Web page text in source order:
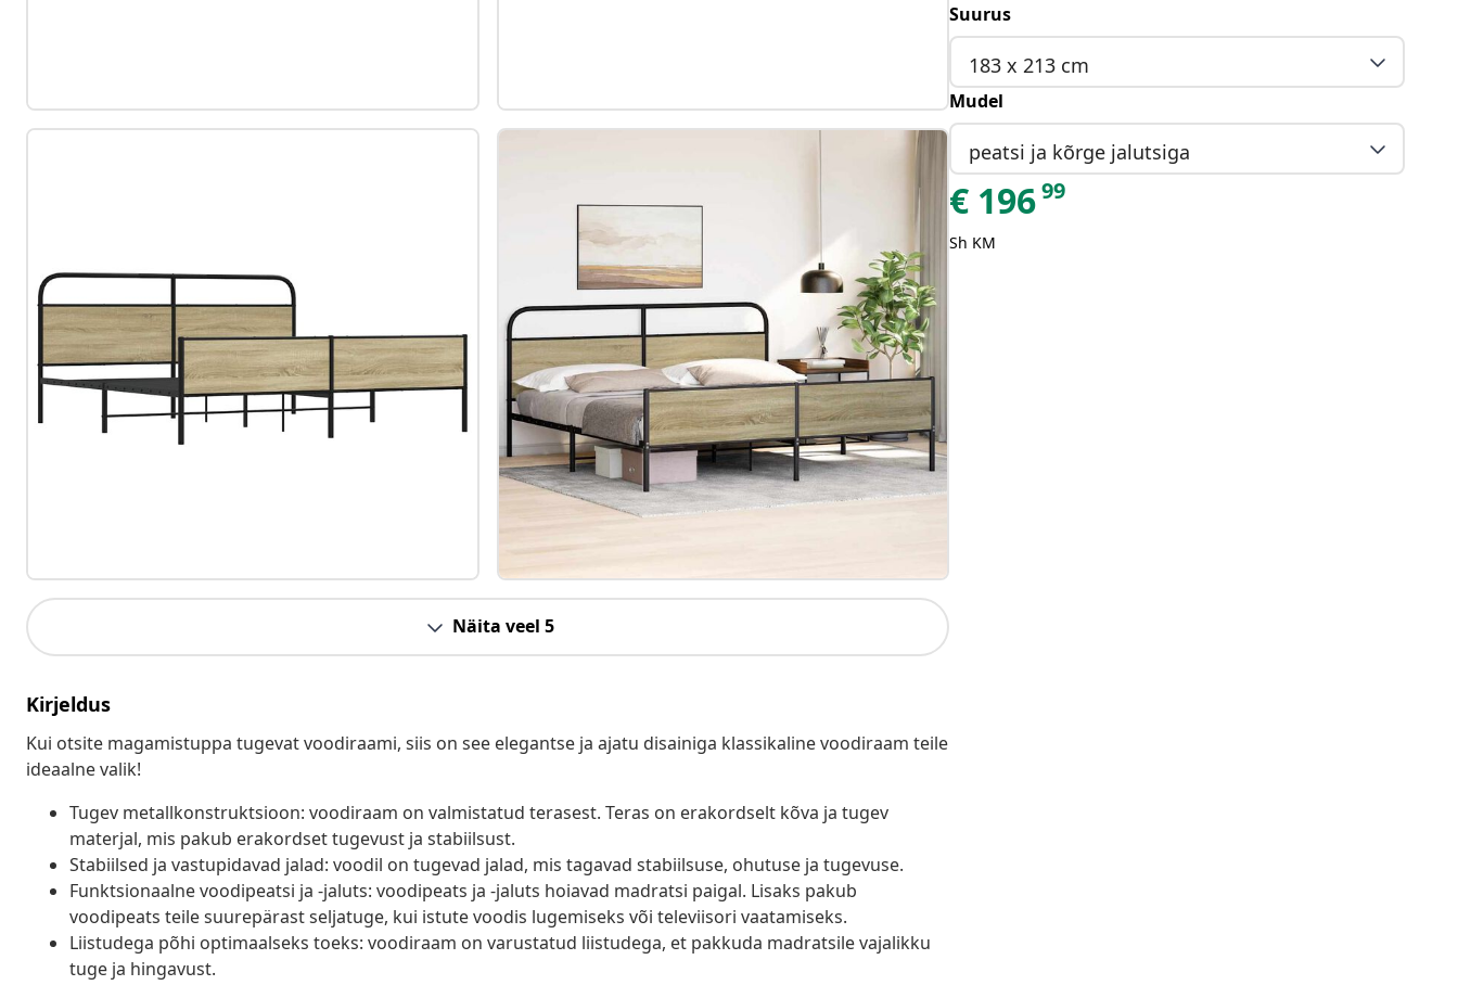
Näita veel 5
Kirjeldus
Kui otsite magamistuppa tugevat voodiraami, siis on see elegantse ja ajatu disainiga klassikaline voodiraam teile
ideaalne valik!
Tugev metallkonstruktsioon: voodiraam on valmistatud terasest. Teras on erakordselt kõva ja tugev
materjal, mis pakub erakordset tugevust ja stabiilsust.
Stabiilsed ja vastupidavad jalad: voodil on tugevad jalad, mis tagavad stabiilsuse, ohutuse ja tugevuse.
Funktsionaalne voodipeatsi ja -jaluts: voodipeats ja -jaluts hoiavad madratsi paigal. Lisaks pakub
voodipeats teile suurepärast seljatuge, kui istute voodis lugemiseks või televiisori vaatamiseks.
Liistudega põhi optimaalseks toeks: voodiraam on varustatud liistudega, et pakkuda madratsile vajalikku
tuge ja hingavust.
Suurus
183 x 213 cm
Mudel
peatsi ja kõrge jalutsiga
€ 19699
Sh KM